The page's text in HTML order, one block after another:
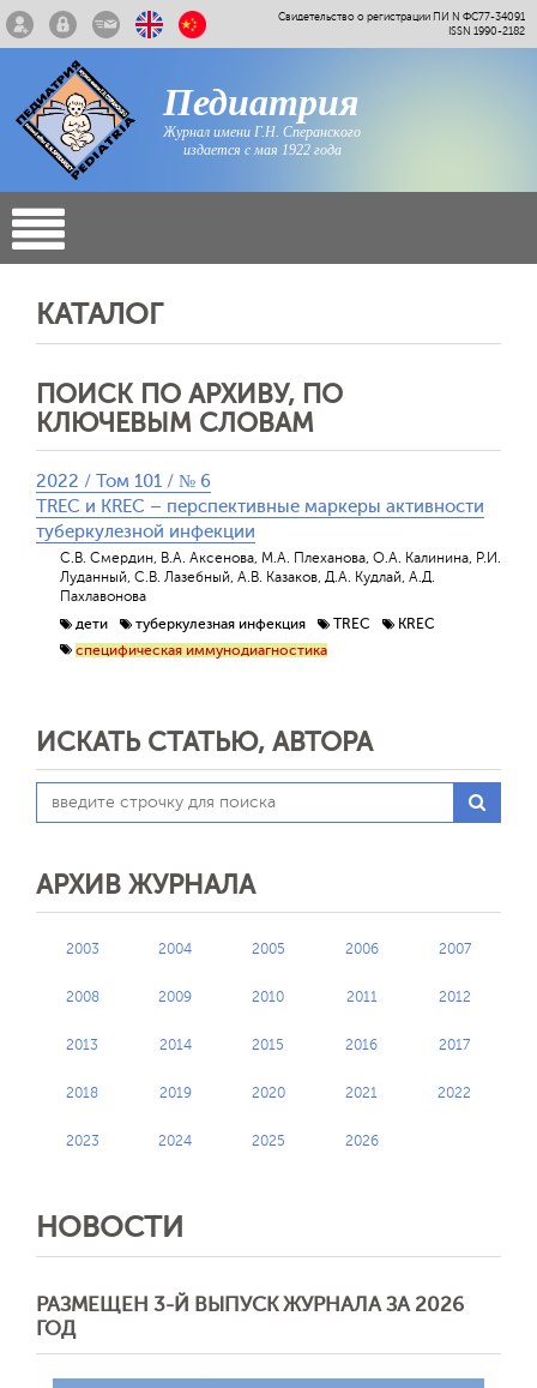
Свидетельство о регистрации ПИ N ФС77-34091
ISSN 1990-2182
Педиатрия
Журнал имени Г.Н. Сперанского
издается с мая 1922 года
КАТАЛОГ
ПОИСК ПО АРХИВУ, ПО
КЛЮЧЕВЫМ СЛОВАМ
2022 / Том 101 / № 6
TREC и KREC – перспективные маркеры активности
туберкулезной инфекции
С.В. Смердин, В.А. Аксенова, М.А. Плеханова, О.А. Калинина, Р.И.
Луданный, С.В. Лазебный, А.В. Казаков, Д.А. Кудлай, А.Д.
Пахлавонова
дети
туберкулезная инфекция TREC
KREC
специфическая иммунодиагностика
ИСКАТЬ СТАТЬЮ, АВТОРА
АРХИВ ЖУРНАЛА
2003 2004 2005 2006 2007
2008 2009 2010 2011 2012
2013 2014 2015 2016 2017
2018 2019 2020 2021 2022
2023 2024 2025 2026
НОВОСТИ
РАЗМЕЩЕН 3-Й ВЫПУСК ЖУРНАЛА ЗА 2026
ГОД